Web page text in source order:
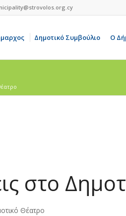
Δημοτικό Συμβούλιο Ο
στο
Θέατρο